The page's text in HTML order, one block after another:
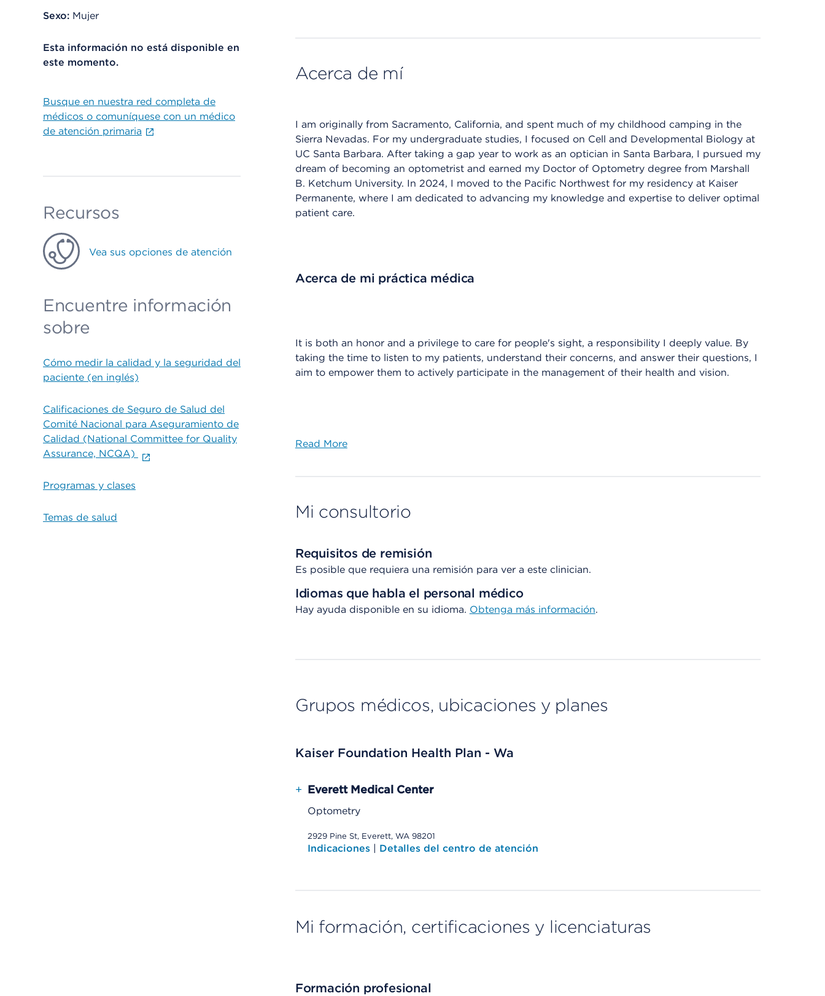
Sexo: Mujer
Esta información no está disponible en
este momento.
Busque en nuestra red completa de
médicos o comuníquese con un médico
de atención primaria
Recursos
Vea sus opciones de atención
Encuentre información
sobre
Cómo medir la calidad y la seguridad del
paciente (en inglés)
Calificaciones de Seguro de Salud del
Comité Nacional para Aseguramiento de
Calidad (National Committee for Quality
Assurance, NCQA)
Programas y clases
Temas de salud
Acerca de mí
I am originally from Sacramento, California, and spent much of my childhood camping in the
Sierra Nevadas. For my undergraduate studies, I focused on Cell and Developmental Biology at
UC Santa Barbara. After taking a gap year to work as an optician in Santa Barbara, I pursued my
dream of becoming an optometrist and earned my Doctor of Optometry degree from Marshall
B. Ketchum University. In 2024, I moved to the Pacific Northwest for my residency at Kaiser
Permanente, where I am dedicated to advancing my knowledge and expertise to deliver optimal
patient care.
Acerca de mi práctica médica
It is both an honor and a privilege to care for people's sight, a responsibility I deeply value. By
taking the time to listen to my patients, understand their concerns, and answer their questions, I
aim to empower them to actively participate in the management of their health and vision.
Read More
Mi consultorio
Requisitos de remisión
Es posible que requiera una remisión para ver a este clinician.
Idiomas que habla el personal médico
Hay ayuda disponible en su idioma. Obtenga más información.
Grupos médicos, ubicaciones y planes
Kaiser Foundation Health Plan - Wa
+ Everett Medical Center
Optometry
2929 Pine St, Everett, WA 98201
Indicaciones | Detalles del centro de atención
Mi formación, certificaciones y licenciaturas
Formación profesional